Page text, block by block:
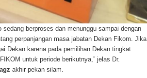
berproses dan menunggu sampai dengan
perpanjangan masa jabatan Dekan Fikom. Jika
Dekan karena pada pemilihan Dekan tingkat
untuk periode berikutnya,” jelas Dr.
akhir pekan silam.